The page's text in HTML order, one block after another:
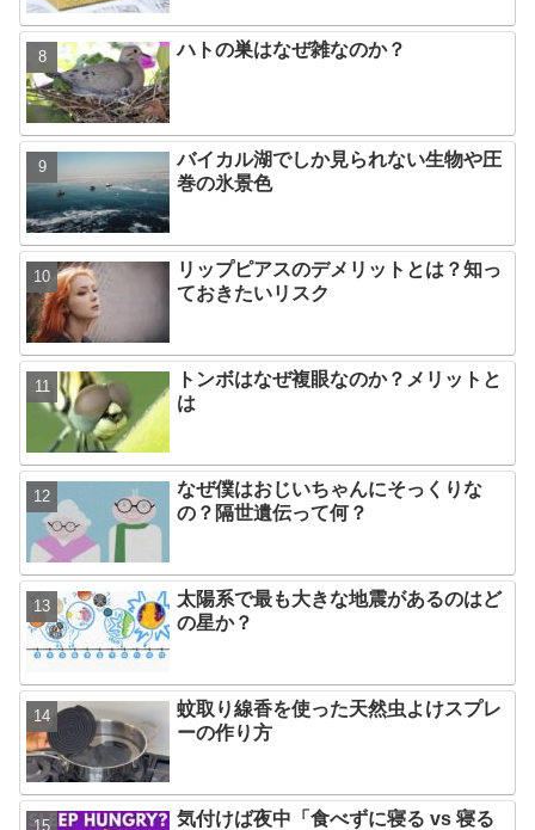
ハトの巣はなぜ雑なのか？
バイカル湖でしか見られない生物や圧
巻の氷景色
リップピアスのデメリットとは？知っ
ておきたいリスク
トンボはなぜ複眼なのか？メリットと
は
なぜ僕はおじいちゃんにそっくりな
の？隔世遺伝って何？
太陽系で最も大きな地震があるのはど
の星か？
蚊取り線香を使った天然虫よけスプレ
ーの作り方
気付けば夜中「食べずに寝る vs 寝る